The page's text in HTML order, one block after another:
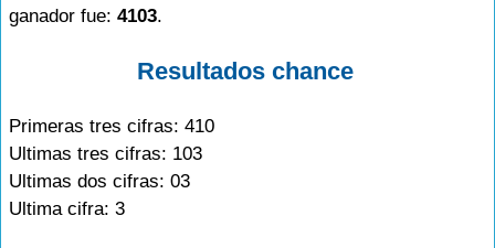
ganador fue: 4103.
Resultados chance
Primeras tres cifras: 410
Ultimas tres cifras: 103
Ultimas dos cifras: 03
Ultima cifra: 3